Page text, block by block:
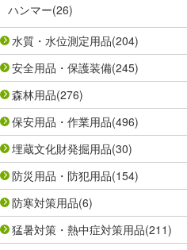
ハンマー(26)
水質・水位測定用品(204)
安全用品・保護装備(245)
森林用品(276)
保安用品・作業用品(496)
埋蔵文化財発掘用品(30)
防災用品・防犯用品(154)
防寒対策用品(6)
猛暑対策・熱中症対策用品(211)